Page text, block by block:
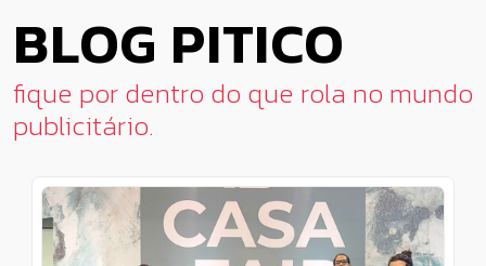
BLOG PITICO
fique por dentro do que rola no mundo
publicitário.